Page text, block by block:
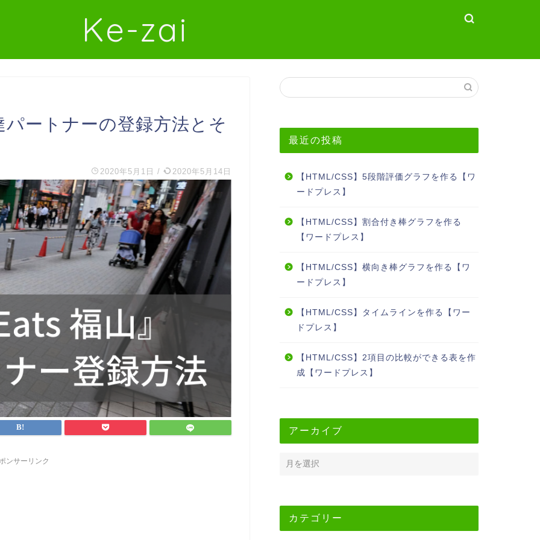
Ke-zai
ートナーの登録方法とそ
2020年5月1日 / 2020年5月14日
ンサーリンク
最近の投稿
【HTML/CSS】5段階評価グラフを作る【ワ
ードプレス】
【HTML/CSS】割合付き棒グラフを作る
【ワードプレス】
【HTML/CSS】横向き棒グラフを作る【ワ
ードプレス】
【HTML/CSS】タイムラインを作る【ワー
ドプレス】
【HTML/CSS】2項目の比較ができる表を作
成【ワードプレス】
アーカイブ
カテゴリー